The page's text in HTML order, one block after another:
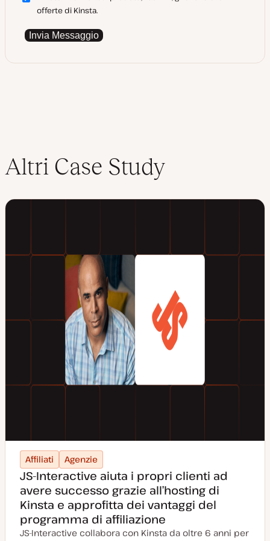
offerte di Kinsta.
Invia Messaggio
Altri Case Study
Affiliati Agenzie
JS-Interactive aiuta i propri clienti ad
avere successo grazie all’hosting di
Kinsta e approfitta dei vantaggi del
programma di affiliazione
JS-Interactive collabora con Kinsta da oltre 6 anni per